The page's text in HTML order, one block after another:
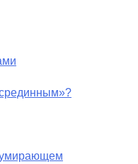
умирающем